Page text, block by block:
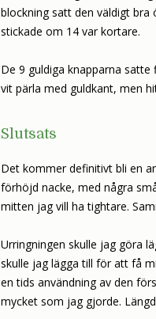
blockning satt den väldigt bra
stickade om 14 var kortare.
De 9 guldiga knapparna
vit pärla med guldkant, men
Slutsats
Det kommer definitivt bli en
förhöjd nacke, med några
mitten jag vill ha tightare.
Urringningen skulle jag göra
skulle jag lägga till för att få
en tids användning av den
mycket som jag gjorde.